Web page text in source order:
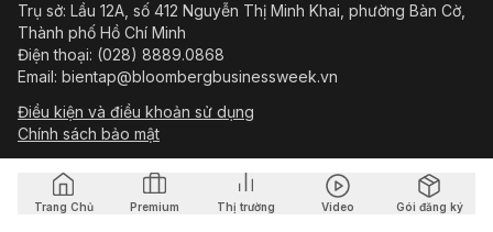
Trang Chủ Premium Thị trường Video Gói đăng ký
Trụ sở: Lầu 12A, số 412 Nguyễn Thị Minh Khai, phường Bàn Cờ,
Thành phố Hồ Chí Minh
Điện thoại: (028) 8889.0868
Email: bientap@bloombergbusinessweek.vn
Điều kiện và điều khoản sử dụng
Chính sách bảo mật
© Copyright 2023-2026 Công ty Cổ phần Beacon Asia Media